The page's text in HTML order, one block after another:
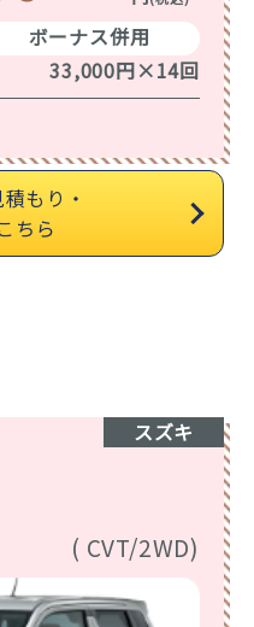
ボーナス併用
33,000円×14回
もり・
ちら
スズキ
( CVT/2WD)